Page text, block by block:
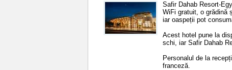
Safir Dahab Resort-
WiFi gratuit, o grădină
iar oaspeții pot
Acest hotel pune la
schi, iar Safir Dahab
Personalul de la
franceză.